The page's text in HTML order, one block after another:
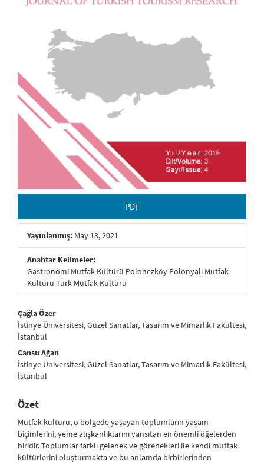
PDF
Yayınlanmış: May 13, 2021
Anahtar Kelimeler:
Gastronomi Mutfak Kültürü Polonezköy Polonyalı Mutfak
Kültürü Türk Mutfak Kültürü
##plugins.themes.bootstrap3.article.main##
Çağla Özer
İstinye Üniversitesi, Güzel Sanatlar, Tasarım ve Mimarlık Fakültesi,
İstanbul
Cansu Ağan
İstinye Üniversitesi, Güzel Sanatlar, Tasarım ve Mimarlık Fakültesi,
İstanbul
Özet
Mutfak kültürü, o bölgede yaşayan toplumların yaşam
biçimlerini, yeme alışkanlıklarını yansıtan en önemli öğelerden
biridir. Toplumlar farklı gelenek ve görenekleri ile kendi mutfak
kültürlerini oluşturmakta ve bu anlamda birbirlerinden